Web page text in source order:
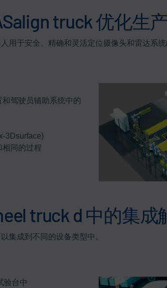
truck 优化生
用于安全、精确和灵活定位摄像头和雷达系统
驾驶员辅助系统中的
3Dsurface)
同的过程
truck d 中的集成
集成到不同的设备类型中。
验台中